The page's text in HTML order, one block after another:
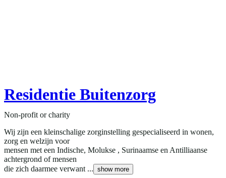
Residentie Buitenzorg
Non-profit or charity
Wij zijn een kleinschalige zorginstelling gespecialiseerd in wonen,
zorg en welzijn voor
mensen met een Indische, Molukse , Surinaamse en Antilliaanse
achtergrond of mensen
die zich daarmee verwant ... show more